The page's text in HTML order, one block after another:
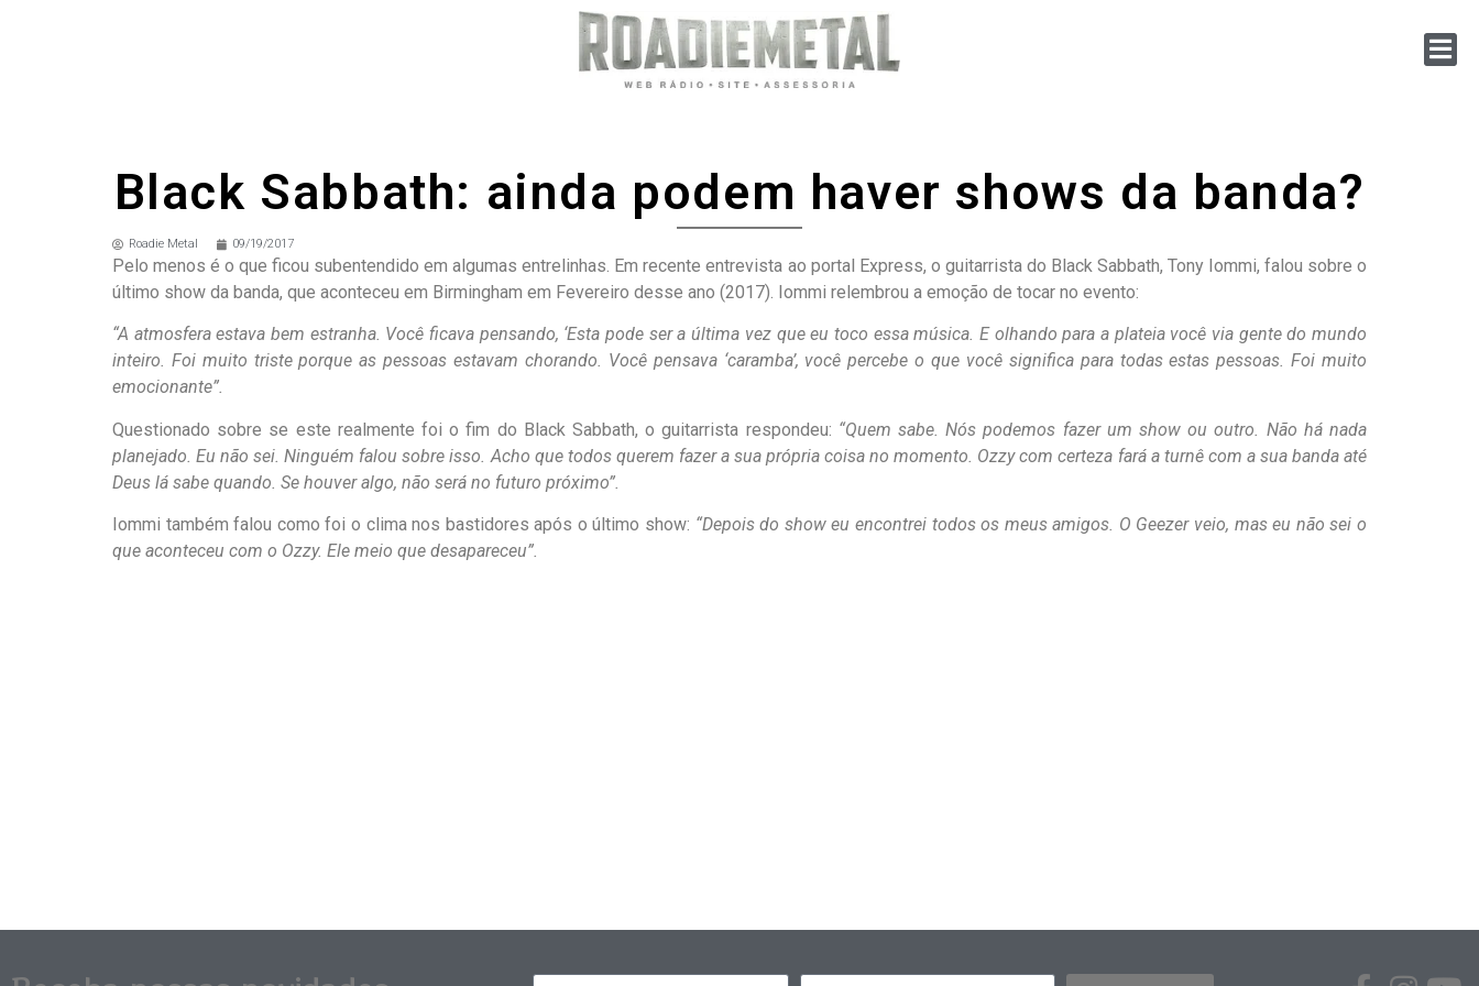
Black Sabbath: ainda podem haver shows da banda?
Roadie Metal 09/19/2017
Pelo menos é o que ficou subentendido em algumas entrelinhas. Em recente entrevista ao portal Express, o guitarrista do Black Sabbath, Tony Iommi, falou sobre o
último show da banda, que aconteceu em Birmingham em Fevereiro desse ano (2017). Iommi relembrou a emoção de tocar no evento:
“A atmosfera estava bem estranha. Você ficava pensando, ‘Esta pode ser a última vez que eu toco essa música. E olhando para a plateia você via gente do mundo
inteiro. Foi muito triste porque as pessoas estavam chorando. Você pensava ‘caramba’, você percebe o que você significa para todas estas pessoas. Foi muito
emocionante”.
Questionado sobre se este realmente foi o fim do Black Sabbath, o guitarrista respondeu: “Quem sabe. Nós podemos fazer um show ou outro. Não há nada
planejado. Eu não sei. Ninguém falou sobre isso. Acho que todos querem fazer a sua própria coisa no momento. Ozzy com certeza fará a turnê com a sua banda até
Deus lá sabe quando. Se houver algo, não será no futuro próximo”.
Iommi também falou como foi o clima nos bastidores após o último show: “Depois do show eu encontrei todos os meus amigos. O Geezer veio, mas eu não sei o
que aconteceu com o Ozzy. Ele meio que desapareceu”.